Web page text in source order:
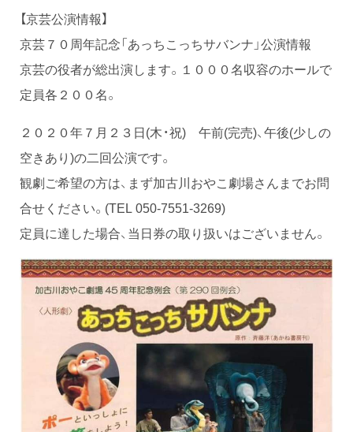
【京芸公演情報】
京芸７０周年記念「あっちこっちサバンナ」公演情報
京芸の役者が総出演します。１０００名収容のホールで
定員各２００名。
２０２０年７月２３日(木・祝) 午前(完売)、午後(少しの
空きあり)の二回公演です。
観劇ご希望の方は、まず加古川おやこ劇場さんまでお問
合せください。(TEL 050-7551-3269)
定員に達した場合、当日券の取り扱いはございません。